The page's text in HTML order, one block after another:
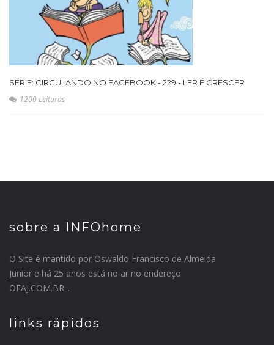
SÉRIE: CIRCULANDO NO FACEBOOK - 229 - LER É CRESCER
1200 Leituras
sobre a INFOhome
O Site é mantido por Oswaldo Francisco de Almeida
Junior e há 25 anos está no ar no endereço
OFAJ.COM.BR...
links rápidos